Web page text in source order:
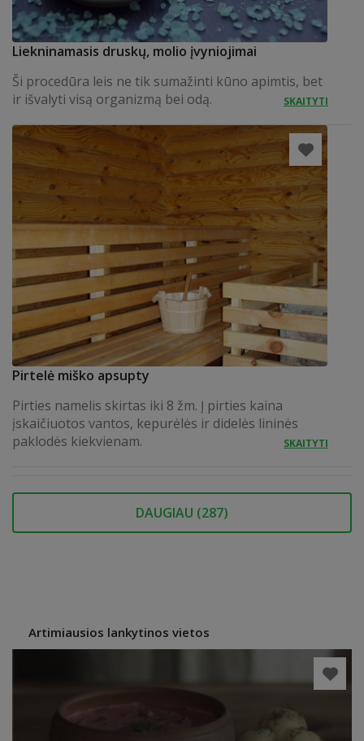
Liekninamasis druskų, molio įvyniojimai
Ši procedūra leis ne tik sumažinti kūno apimtis, bet
ir išvalyti visą organizmą bei odą.
SKAITYTI
Pirtelė miško apsupty
Pirties namelis skirtas iki 8 žm. Į pirties kaina
įskaičiuotos vantos, kepurėlės ir didelės lininės
paklodės kiekvienam.
SKAITYTI
DAUGIAU (287)
Artimiausios lankytinos vietos